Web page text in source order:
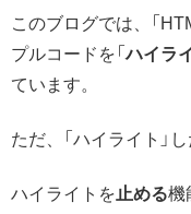
このブログでは、「
プルコードを「ハイラ
ています。
ただ、「ハイライト」
ハイライトを 止める機